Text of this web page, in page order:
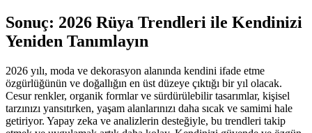
Sonuç: 2026 Rüya Trendleri ile Kendinizi
Yeniden Tanımlayın
2026 yılı, moda ve dekorasyon alanında kendini ifade etme
özgürlüğünün ve doğallığın en üst düzeye çıktığı bir yıl olacak.
Cesur renkler, organik formlar ve sürdürülebilir tasarımlar, kişisel
tarzınızı yansıtırken, yaşam alanlarınızı daha sıcak ve samimi hale
getiriyor. Yapay zeka ve analizlerin desteğiyle, bu trendleri takip